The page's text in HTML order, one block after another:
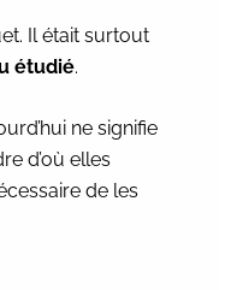
Il était surtout
étudié.
ne signifie
d’où elles
de les